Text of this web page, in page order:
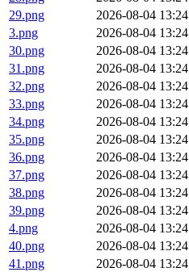
29.png
2026-08-04 13:24
3.png
2026-08-04 13:24
30.png
2026-08-04 13:24
31.png
2026-08-04 13:24
32.png
2026-08-04 13:24
33.png
2026-08-04 13:24
34.png
2026-08-04 13:24
35.png
2026-08-04 13:24
36.png
2026-08-04 13:24
37.png
2026-08-04 13:24
38.png
2026-08-04 13:24
39.png
2026-08-04 13:24
4.png
2026-08-04 13:24
40.png
2026-08-04 13:24
41.png
2026-08-04 13:24